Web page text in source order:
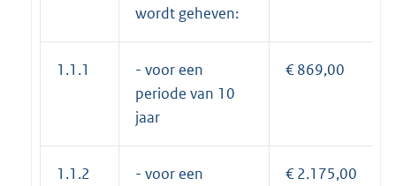
wordt geheven:
1.1.1
- voor een
periode van 10
jaar
€ 869,00
1.1.2
- voor een
€ 2.175,00